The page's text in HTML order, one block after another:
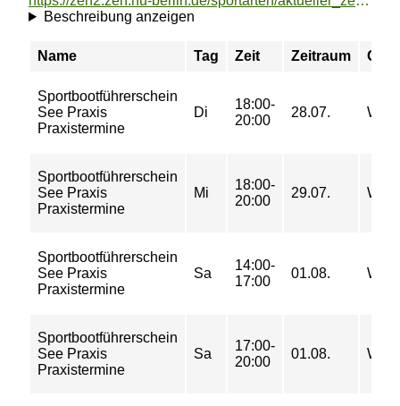
Beschreibung anzeigen
Name Tag Zeit Zeitraum Ort
Sportbootführerschein
See Praxis
Praxistermine
Di
18:00-
20:00
28.07. WSZ
Sportbootführerschein
See Praxis
Praxistermine
Mi
18:00-
20:00
29.07. WSZ
Sportbootführerschein
See Praxis
Praxistermine
Sa
14:00-
17:00
01.08. WSZ
Sportbootführerschein
See Praxis
Praxistermine
Sa
17:00-
20:00
01.08. WSZ